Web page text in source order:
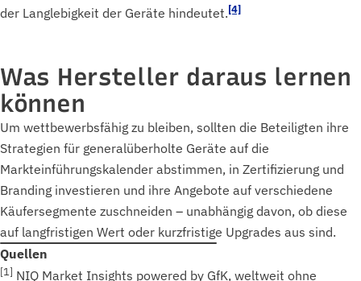
der Langlebigkeit der Geräte hindeutet.[4]
Was Hersteller daraus lernen
können
Um wettbewerbsfähig zu bleiben, sollten die Beteiligten ihre
Strategien für generalüberholte Geräte auf die
Markteinführungskalender abstimmen, in Zertifizierung und
Branding investieren und ihre Angebote auf verschiedene
Käufersegmente zuschneiden – unabhängig davon, ob diese
auf langfristigen Wert oder kurzfristige Upgrades aus sind.
Quellen
[1] NIQ Market Insights powered by GfK, weltweit ohne